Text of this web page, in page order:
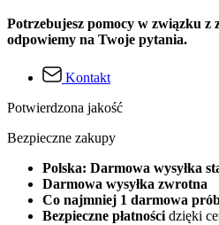
Potrzebujesz pomocy w związku z
odpowiemy na Twoje pytania.
Kontakt
Potwierdzona jakość
Bezpieczne zakupy
Polska: Darmowa wysyłka
Darmowa wysyłka zwrotna
Co najmniej 1 darmowa
Bezpieczne płatności dzięki